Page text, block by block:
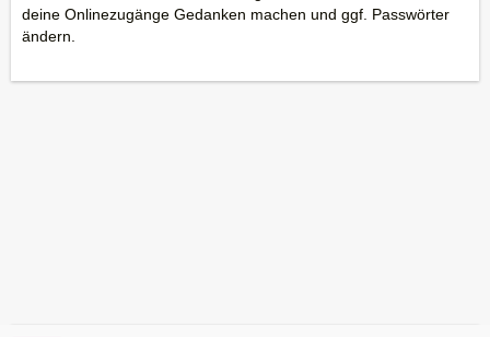
deine Onlinezugänge Gedanken machen und ggf. Passwörter
ändern.